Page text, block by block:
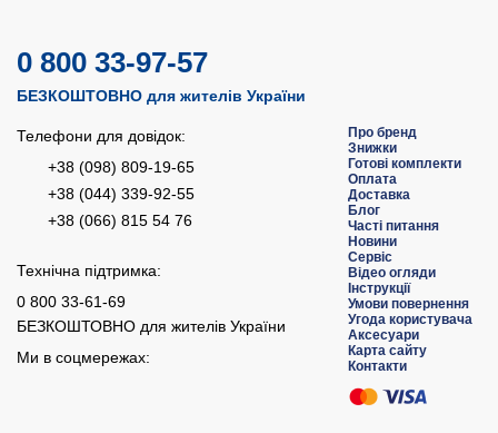
0 800 33-97-57
БЕЗКОШТОВНО для жителів України
Телефони для довідок:
+38 (098) 809-19-65
+38 (044) 339-92-55
+38 (066) 815 54 76
Технічна підтримка:
0 800 33-61-69
БЕЗКОШТОВНО для жителів України
Ми в соцмережах:
Про бренд
Знижки
Готові комплекти
Оплата
Доставка
Блог
Часті питання
Новини
Сервіс
Відео огляди
Інструкції
Умови повернення
Угода користувача
Аксесуари
Карта сайту
Контакти